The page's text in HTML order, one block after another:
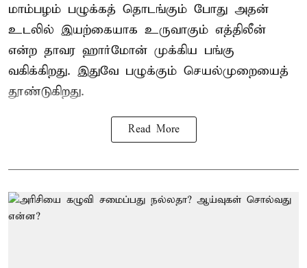
மாம்பழம் பழுக்கத் தொடங்கும் போது அதன்
உடலில் இயற்கையாக உருவாகும் எத்திலீன்
என்ற தாவர ஹார்மோன் முக்கிய பங்கு
வகிக்கிறது. இதுவே பழுக்கும் செயல்முறையைத்
தூண்டுகிறது.
Read More